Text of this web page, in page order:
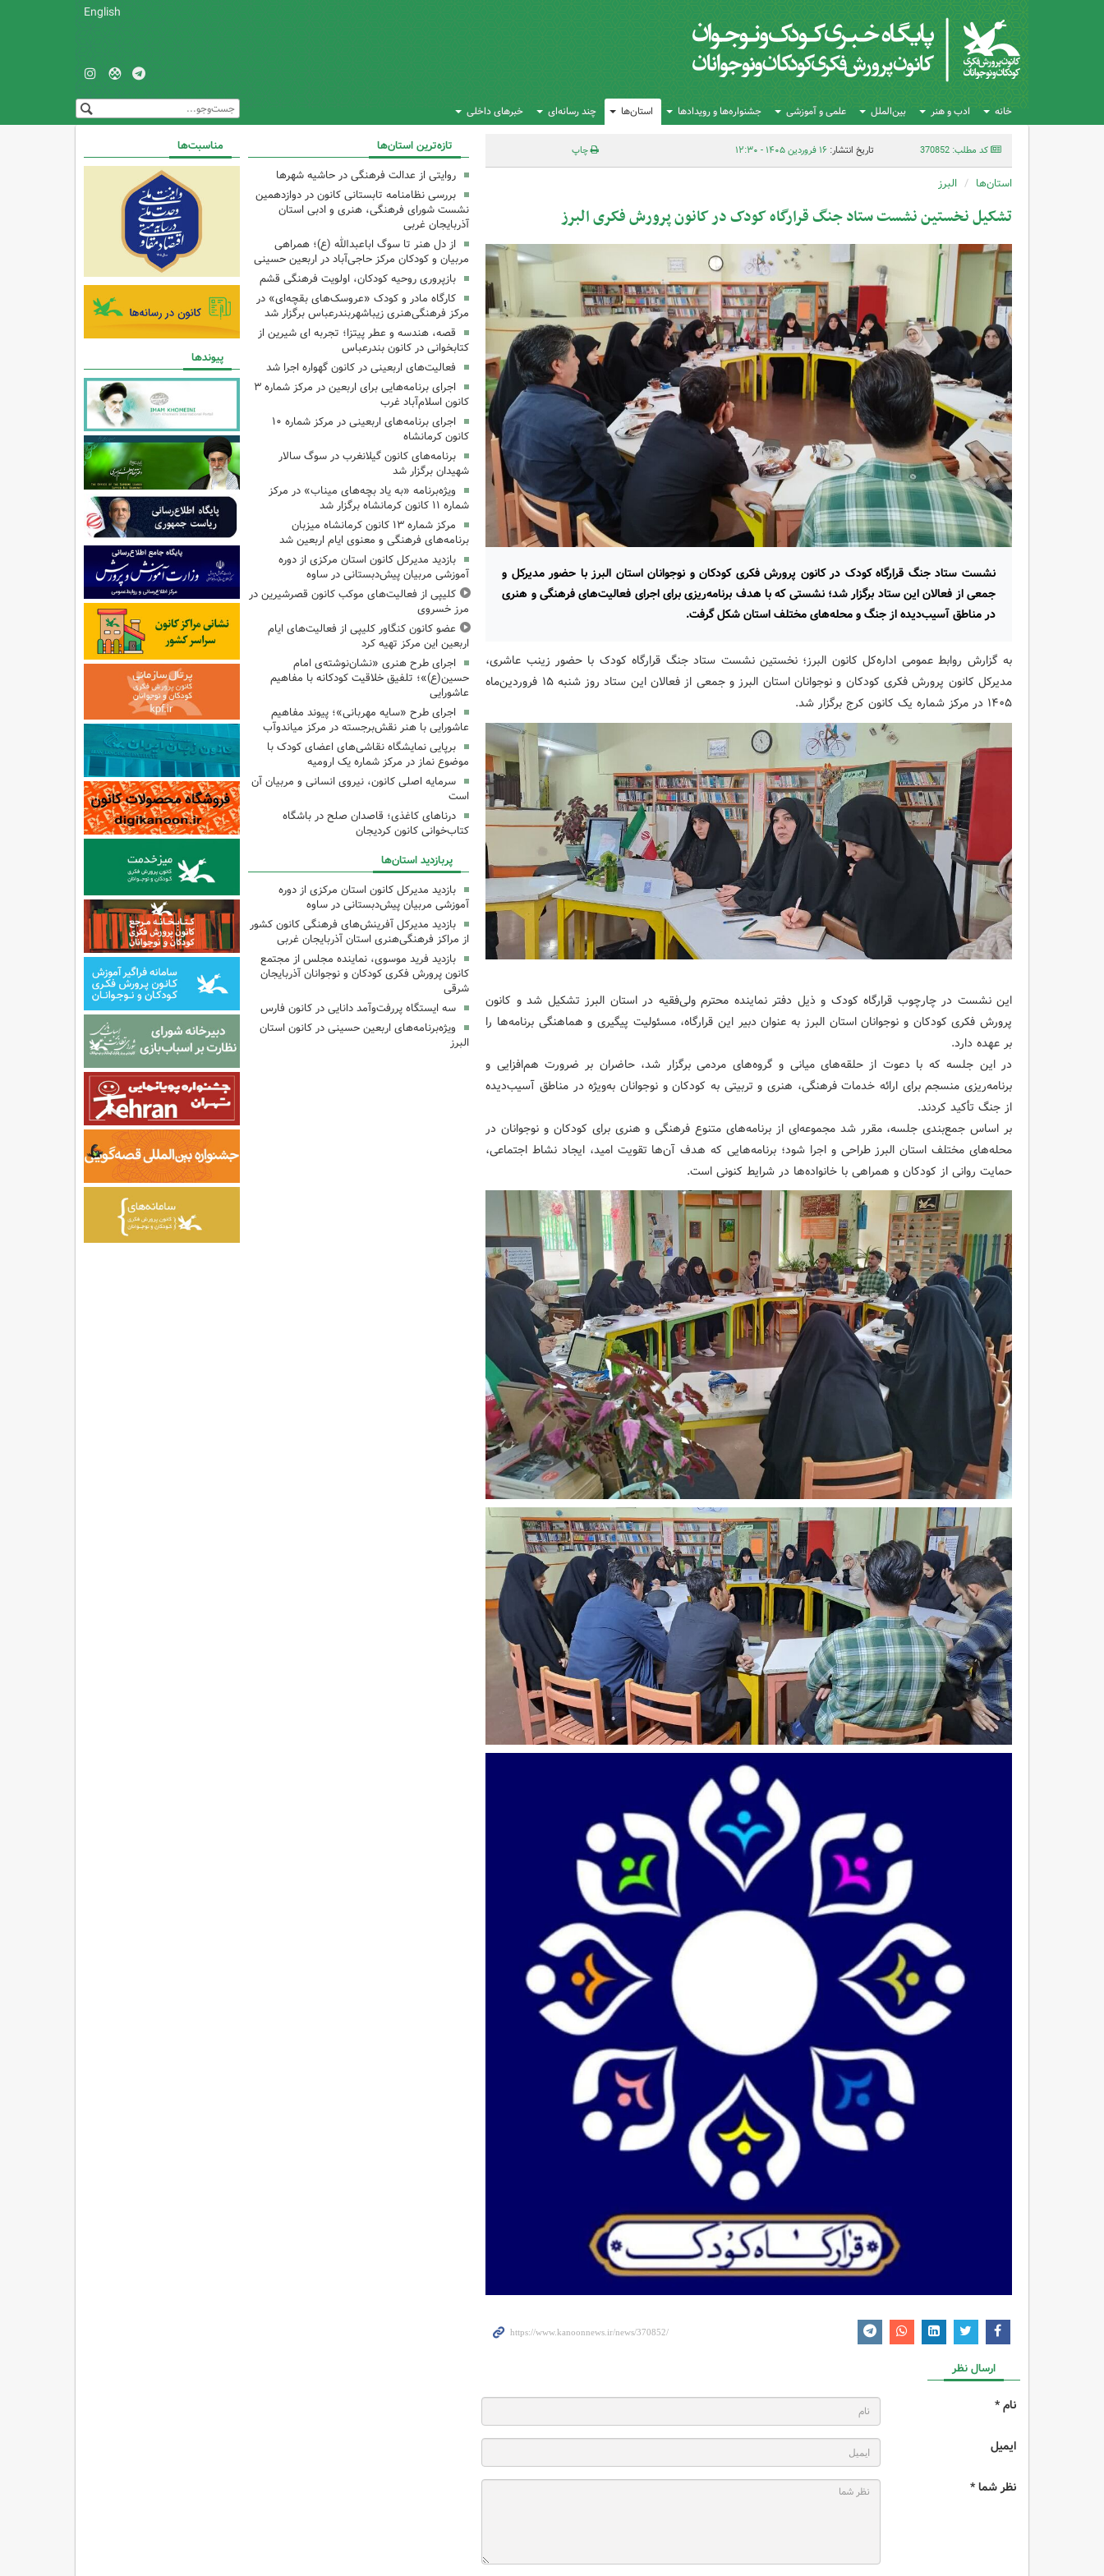
English
خانه ادب و هنر بین‌الملل علمی و آموزشی جشنواره‌ها و رویدادها استان‌ها چند رسانه‌ای خبرهای داخلی
کد مطلب: 370852 تاریخ انتشار:۱۶ فروردین ۱۴۰۵ - ۱۲:۳۰ چاپ
استان‌ها البرز
تشکیل نخستین نشست ستاد جنگ قرارگاه کودک در کانون پرورش فکری البرز
نشست ستاد جنگ قرارگاه کودک در کانون پرورش فکری کودکان و نوجوانان استان البرز با حضور مدیرکل و
جمعی از فعالان این ستاد برگزار شد؛ نشستی که با هدف برنامه‌ریزی برای اجرای فعالیت‌های فرهنگی و هنری
در مناطق آسیب‌دیده از جنگ و محله‌های مختلف استان شکل گرفت.
به گزارش روابط عمومی اداره‌کل کانون البرز؛ نخستین نشست ستاد جنگ قرارگاه کودک با حضور زینب عاشری،
مدیرکل کانون پرورش فکری کودکان و نوجوانان استان البرز و جمعی از فعالان این ستاد روز شنبه ۱۵ فروردین‌ماه
۱۴۰۵ در مرکز شماره یک کانون کرج برگزار شد.
این نشست در چارچوب قرارگاه کودک و ذیل دفتر نماینده محترم ولی‌فقیه در استان البرز تشکیل شد و کانون
پرورش فکری کودکان و نوجوانان استان البرز به عنوان دبیر این قرارگاه، مسئولیت پیگیری و هماهنگی برنامه‌ها را
بر عهده دارد.
‌در این جلسه که با دعوت از حلقه‌های میانی و گروه‌های مردمی برگزار شد، حاضران بر ضرورت هم‌افزایی و
برنامه‌ریزی منسجم برای ارائه خدمات فرهنگی، هنری و تربیتی به کودکان و نوجوانان به‌ویژه در مناطق آسیب‌دیده
از جنگ تأکید کردند.
‌بر اساس جمع‌بندی جلسه، مقرر شد مجموعه‌ای از برنامه‌های متنوع فرهنگی و هنری برای کودکان و نوجوانان در
محله‌های مختلف استان البرز طراحی و اجرا شود؛ برنامه‌هایی که هدف آن‌ها تقویت امید، ایجاد نشاط اجتماعی،
حمایت روانی از کودکان‌ و همراهی با خانواده‌ها در شرایط کنونی است.
ارسال نظر
نام *
ایمیل
نظر شما *
تازه‌ترین استان‌ها
روایتی از عدالت فرهنگی در حاشیه شهرها
بررسی نظامنامه تابستانی کانون در دوازدهمین
نشست شورای فرهنگی، هنری و ادبی استان
آذربایجان غربی
از دل هنر تا سوگ اباعبدالله (ع)؛ همراهی
مربیان و کودکان مرکز حاجی‌آباد در اربعین حسینی
بازپروری روحیه کودکان، اولویت فرهنگی قشم
کارگاه مادر و کودک «عروسک‌های بقچه‌ای» در
مرکز فرهنگی‌هنری زیباشهربندرعباس برگزار شد
قصه، هندسه و عطر پیتزا؛ تجربه ای شیرین از
کتابخوانی در کانون بندرعباس
فعالیت‌های اربعینی در کانون گهواره اجرا شد
اجرای برنامه‌هایی برای اربعین در مرکز شماره ۳
کانون اسلام‌آباد غرب
اجرای برنامه‌های اربعینی در مرکز شماره ۱۰
کانون کرمانشاه
برنامه‌های کانون گیلانغرب در سوگ سالار
شهیدان برگزار شد
ویژه‌برنامه «به یاد بچه‌های میناب» در مرکز
شماره ۱۱ کانون کرمانشاه برگزار شد
مرکز شماره ۱۳ کانون کرمانشاه میزبان
برنامه‌های فرهنگی و معنوی ایام اربعین شد
بازدید مدیرکل کانون استان مرکزی از دوره
آموزشی مربیان پیش‌دبستانی در ساوه
کلیپی از فعالیت‌های موکب کانون قصرشیرین در
مرز خسروی
عضو کانون کنگاور کلیپی از فعالیت‌های ایام
اربعین این مرکز تهیه کرد
اجرای طرح هنری «نشان‌نوشته‌ی امام
حسین(ع)»؛ تلفیق خلاقیت کودکانه با مفاهیم
عاشورایی
اجرای طرح «سایه مهربانی»؛ پیوند مفاهیم
عاشورایی با هنر نقش‌برجسته در مرکز میاندوآب
برپایی نمایشگاه نقاشی‌های اعضای کودک با
موضوع نماز در مرکز شماره یک ارومیه
سرمایه اصلی کانون، نیروی انسانی و مربیان آن
است
درناهای کاغذی؛ قاصدان صلح در باشگاه
کتاب‌خوانی کانون کردیجان
پربازدید استان‌ها
بازدید مدیرکل کانون استان مرکزی از دوره
آموزشی مربیان پیش‌دبستانی در ساوه
بازدید مدیرکل آفرینش‌های فرهنگی کانون کشور
از مراکز فرهنگی‌هنری استان آذربایجان غربی
بازدید فرید موسوی، نماینده مجلس از مجتمع
کانون پرورش فکری کودکان و نوجوانان آذربایجان
شرقی
سه ایستگاه پررفت‌وآمد دانایی در کانون فارس
ویژه‌برنامه‌های اربعین حسینی در کانون استان
البرز
مناسبت‌ها
پیوندها